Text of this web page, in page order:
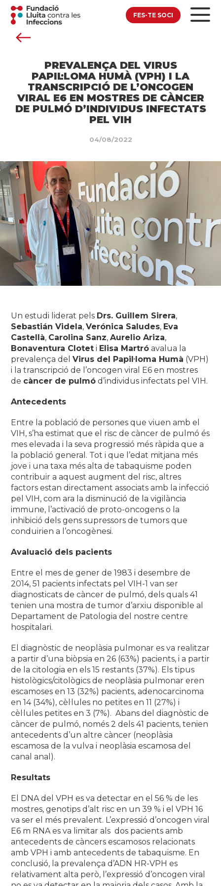
FES-TE SOCI
PREVALENÇA DEL VIRUS
PAPIL·LOMA HUMÀ (VPH) I LA
TRANSCRIPCIÓ DE L’ONCOGEN
VIRAL E6 EN MOSTRES DE CÀNCER
DE PULMÓ D’INDIVIDUS INFECTATS
PEL VIH
04/08/2022
Un estudi liderat pels Drs. Guillem Sirera,
Sebastián Videla,Verónica Saludes, Eva
Castellà, Carolina Sanz,Aurelio Ariza,
Bonaventura Clotet i Elisa Martró avalua la
prevalença delVirus del Papil·loma Humà (VPH)
i la transcripció de l’oncogen viral E6 en mostres
de càncer de pulmó d’individus infectats pel VIH.
Antecedents
Entre la població de persones que viuen amb el
VIH, s’ha estimat que el risc de càncer de pulmó és
mes elevada i la seva progressió més ràpida que a
la població general. Tot i que l’edat mitjana més
jove i una taxa més alta de tabaquisme poden
contribuir a aquest augment del risc, altres
factors estan directament associats amb la infecció
pel VIH, com ara la disminució de la vigilància
immune, l’activació de proto-oncogens o la
inhibició dels gens supressors de tumors que
conduirien a l’oncogènesi.
Avaluació dels pacients
Entre el mes de gener de 1983 i desembre de
2014, 51 pacients infectats pel VIH-1 van ser
diagnosticats de càncer de pulmó, dels quals 41
tenien una mostra de tumor d’arxiu disponible al
Departament de Patologia del nostre centre
hospitalari.
El diagnòstic de neoplàsia pulmonar es va realitzar
a partir d’una biòpsia en 26 (63%) pacients, i a partir
de la citologia en els 15 restants (37%). Els tipus
histològics/citològics de neoplàsia pulmonar eren
escamoses en 13 (32%) pacients, adenocarcinoma
en 14 (34%), cèl·lules no petites en 11 (27%) i
cèl·lules petites en 3 (7%). Abans del diagnòstic de
càncer de pulmó, només 2 dels 41 pacients, tenien
antecedents d’un altre càncer (neoplàsia
escamosa de la vulva i neoplàsia escamosa del
canal anal).
Resultats
El DNA del VPH es va detectar en el 56 % de les
mostres, genotips d’alt risc en un 39 % i el VPH 16
va ser el més prevalent. L’expressió d’oncogen viral
E6 m RNA es va limitar als dos pacients amb
antecedents de càncers escamosos relacionats
amb VPH i amb antecedents de tabaquisme. En
conclusió, la prevalença d’ADN HR-VPH es
relativament alta però, l’expressió d’oncogen viral